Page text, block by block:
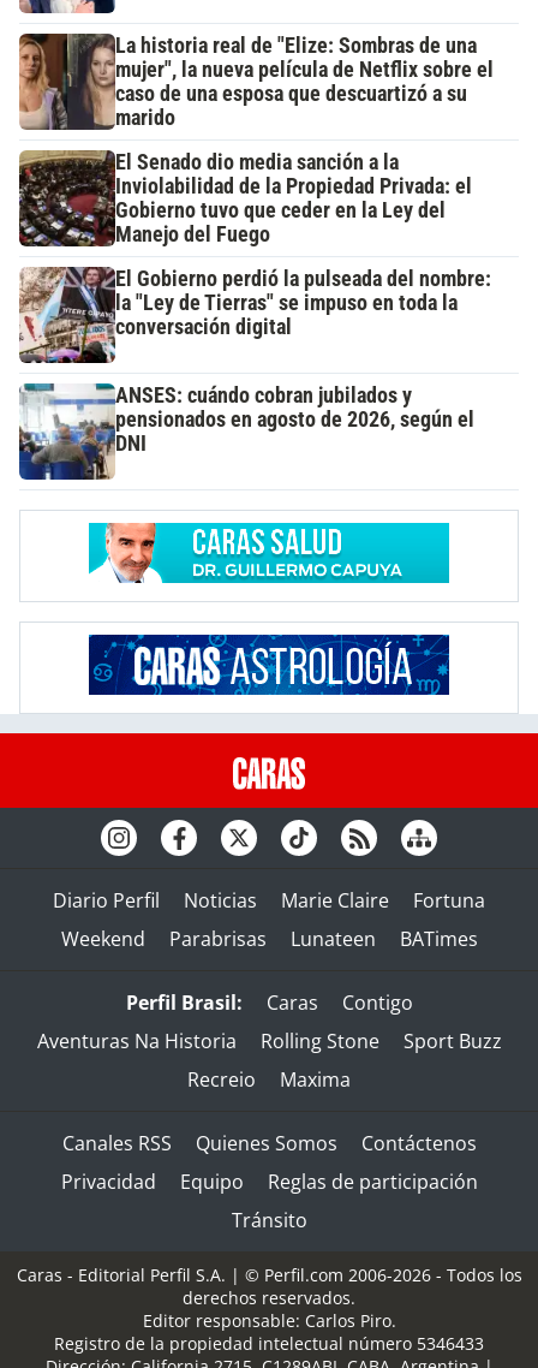
La historia real de "Elize: Sombras de una
mujer", la nueva película de Netflix sobre el
caso de una esposa que descuartizó a su
marido
El Senado dio media sanción a la
Inviolabilidad de la Propiedad Privada: el
Gobierno tuvo que ceder en la Ley del
Manejo del Fuego
El Gobierno perdió la pulseada del nombre:
la "Ley de Tierras" se impuso en toda la
conversación digital
ANSES: cuándo cobran jubilados y
pensionados en agosto de 2026, según el
DNI
Diario Perfil Noticias Marie Claire
Fortuna
Weekend
Parabrisas Lunateen BATimes
Perfil Brasil: Caras
Contigo
Aventuras Na Historia
Rolling Stone
Sport Buzz
Recreio
Maxima
Canales RSS Quienes Somos
Contáctenos
Privacidad
Equipo
Reglas de participación
Tránsito
Caras - Editorial Perfil S.A. | © Perfil.com 2006-2026 - Todos los
derechos reservados.
Editor responsable: Carlos Piro.
Registro de la propiedad intelectual número 5346433